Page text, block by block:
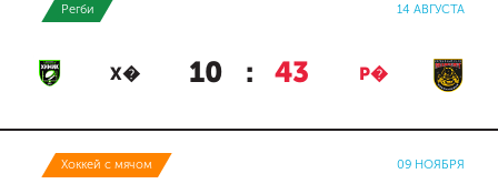
Регби 14 АВГУСТА
Х� 10 : 43 Р�
Хоккей с мячом 09 НОЯБРЯ